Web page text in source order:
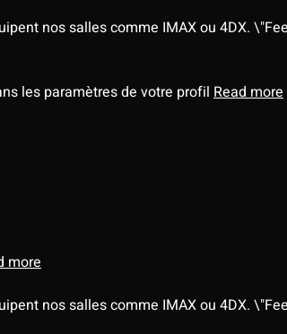
nos salles comme IMAX ou 4DX.
les paramètres de votre profil Read more
more
nos salles comme IMAX ou 4DX.